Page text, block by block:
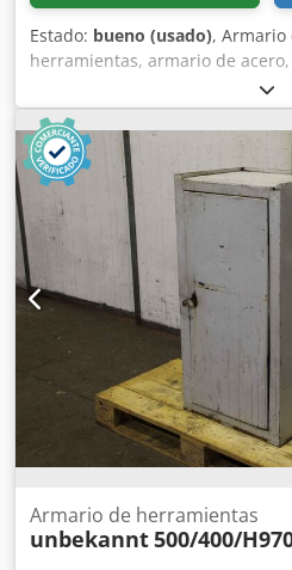
Estado: bueno (usado), Armario
herramientas, armario de
Codpforcnmaox Al Tjha -
cajones, construcción robusta -
distribución/altura ver fotos,
Cerrable: sin llave - Cantidad: 2
Precio: por unidad -
mm - Peso: 104 kg/unidad.
Armario de herramientas
unbekannt500/400/